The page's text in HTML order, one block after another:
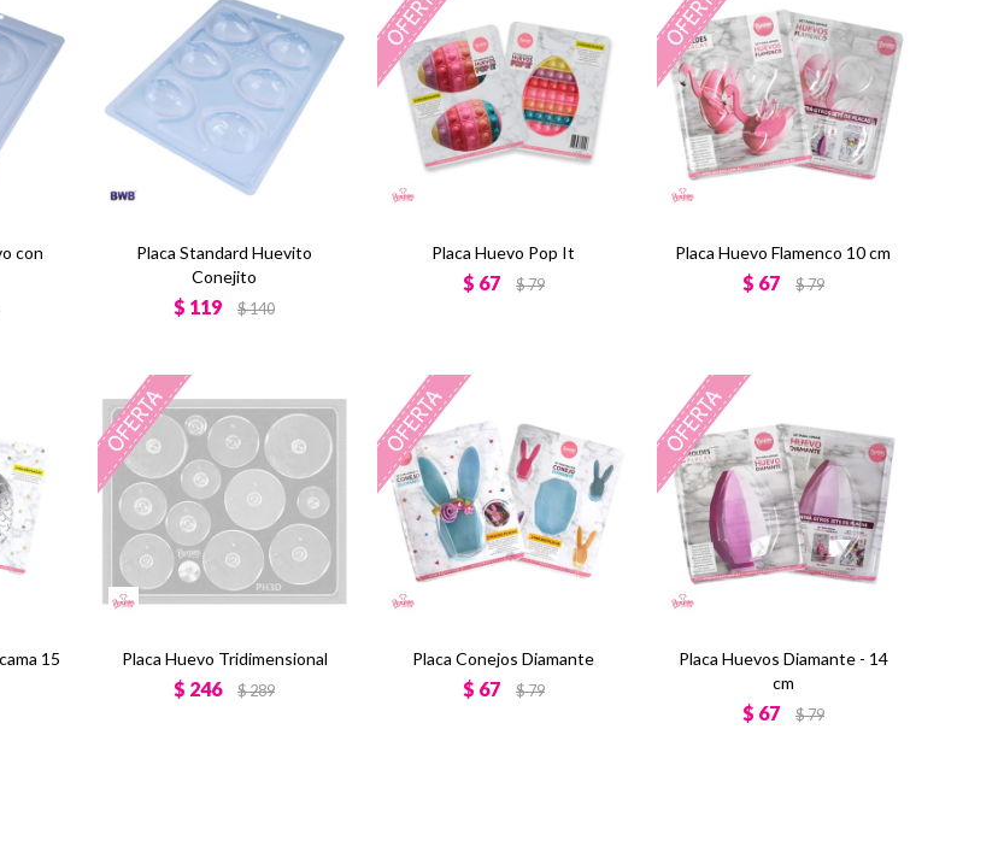
con
Placa Standard Huevito
Conejito
$ 119 $140
Placa Huevo Pop It
$ 67 $79
Placa Huevo Flamenco 10 cm
$ 67 $79
15
Placa Huevo Tridimensional
$ 246 $289
Placa Conejos Diamante
$ 67 $79
Placa Huevos Diamante - 14
cm
$ 67 $79